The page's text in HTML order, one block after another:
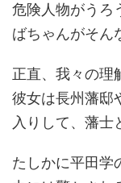
危険人物がうろ
ばちゃんがそん
正直、我々の理
彼女は長州藩邸
入りして、藩士
たしかに平田学